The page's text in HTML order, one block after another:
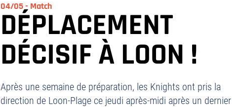
04/05 - Match
DÉPLACEMENT
DÉCISIF À LOON !
Après une semaine de préparation, les Knights ont pris la
direction de Loon-Plage ce jeudi après-midi après un dernier